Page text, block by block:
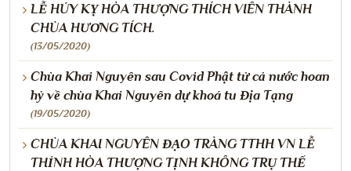
LỄ HÚY KỴ HÒA THƯỢNG THÍCH VIÊN THÀNH
CHÙA HƯƠNG TÍCH.
(13/05/2020)
Chùa Khai Nguyên sau Covid Phật tử cả nước hoan
hỷ về chùa Khai Nguyên dự khoá tu Địa Tạng
(19/05/2020)
CHÙA KHAI NGUYÊN ĐẠO TRÀNG TTHH VN LỄ
THỈNH HÒA THƯỢNG TỊNH KHÔNG TRỤ THẾ